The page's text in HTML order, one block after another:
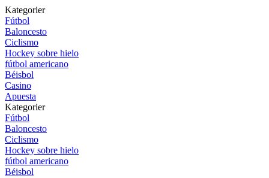
Kategorier
Fútbol
Baloncesto
Ciclismo
Hockey sobre hielo
fútbol americano
Béisbol
Casino
Apuesta
Kategorier
Fútbol
Baloncesto
Ciclismo
Hockey sobre hielo
fútbol americano
Béisbol